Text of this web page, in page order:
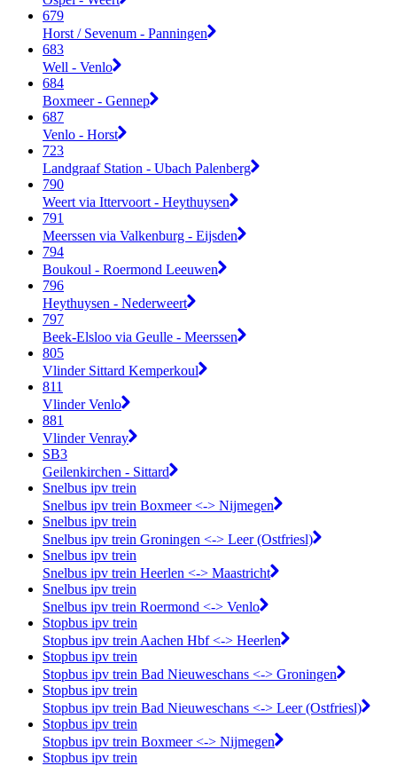
679
Horst / Sevenum - Panningen
683
Well - Venlo
684
Boxmeer - Gennep
687
Venlo - Horst
723
Landgraaf Station - Ubach Palenberg
790
Weert via Ittervoort - Heythuysen
791
Meerssen via Valkenburg - Eijsden
794
Boukoul - Roermond Leeuwen
796
Heythuysen - Nederweert
797
Beek-Elsloo via Geulle - Meerssen
805
Vlinder Sittard Kemperkoul
811
Vlinder Venlo
881
Vlinder Venray
SB3
Geilenkirchen - Sittard
Snelbus ipv trein
Snelbus ipv trein Boxmeer <-> Nijmegen
Snelbus ipv trein
Snelbus ipv trein Groningen <-> Leer (Ostfriesl)
Snelbus ipv trein
Snelbus ipv trein Heerlen <-> Maastricht
Snelbus ipv trein
Snelbus ipv trein Roermond <-> Venlo
Stopbus ipv trein
Stopbus ipv trein Aachen Hbf <-> Heerlen
Stopbus ipv trein
Stopbus ipv trein Bad Nieuweschans <-> Groningen
Stopbus ipv trein
Stopbus ipv trein Bad Nieuweschans <-> Leer (Ostfriesl)
Stopbus ipv trein
Stopbus ipv trein Boxmeer <-> Nijmegen
Stopbus ipv trein